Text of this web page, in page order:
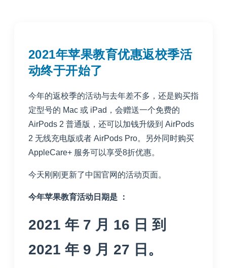
2021年苹果教育优惠返校季活
动终于开始了
今年的返校季的活动与去年差不多，还是购买指
定型号的 Mac 或 iPad，会赠送一个免费的
AirPods 2 普通版，还可以加钱升级到 AirPods
2 无线充电版或者 AirPods Pro。另外同时购买
AppleCare+ 服务可以享受8折优惠。
今天刚刚更新了中国官网的活动页面。
今年苹果教育活动日期是 ：
2021 年 7 月 16 日 到
2021 年 9 月 27 日。